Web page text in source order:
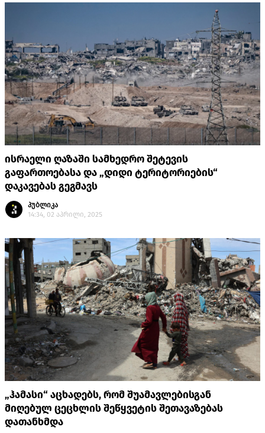
ისრაელი ღაზაში სამხედრო შეტევის
გაფართოებასა და „დიდი ტერიტორიების“
დაკავებას გეგმავს
პუბლიკა
14:34, 02 აპრილი, 2025
„ჰამასი“ აცხადებს, რომ შუამავლებისგან
მიღებულ ცეცხლის შეწყვეტის შეთავაზებას
დათანხმდა